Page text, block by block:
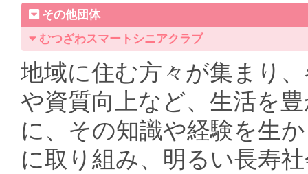
その他団体
むつざわスマートシニアクラブ
地域に住む方々が集まり
や資質向上など、生活を
に、その知識や経験を生
に取り組み、明るい長寿